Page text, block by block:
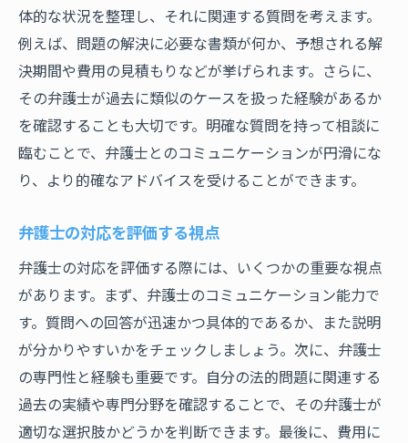
体的な状況を整理し、それに関連する質問を考えます。
例えば、問題の解決に必要な書類が何か、予想される解
決期間や費用の見積もりなどが挙げられます。さらに、
その弁護士が過去に類似のケースを扱った経験があるか
を確認することも大切です。明確な質問を持って相談に
臨むことで、弁護士とのコミュニケーションが円滑にな
り、より的確なアドバイスを受けることができます。
弁護士の対応を評価する視点
弁護士の対応を評価する際には、いくつかの重要な視点
があります。まず、弁護士のコミュニケーション能力で
す。質問への回答が迅速かつ具体的であるか、また説明
が分かりやすいかをチェックしましょう。次に、弁護士
の専門性と経験も重要です。自分の法的問題に関連する
過去の実績や専門分野を確認することで、その弁護士が
適切な選択肢かどうかを判断できます。最後に、費用に